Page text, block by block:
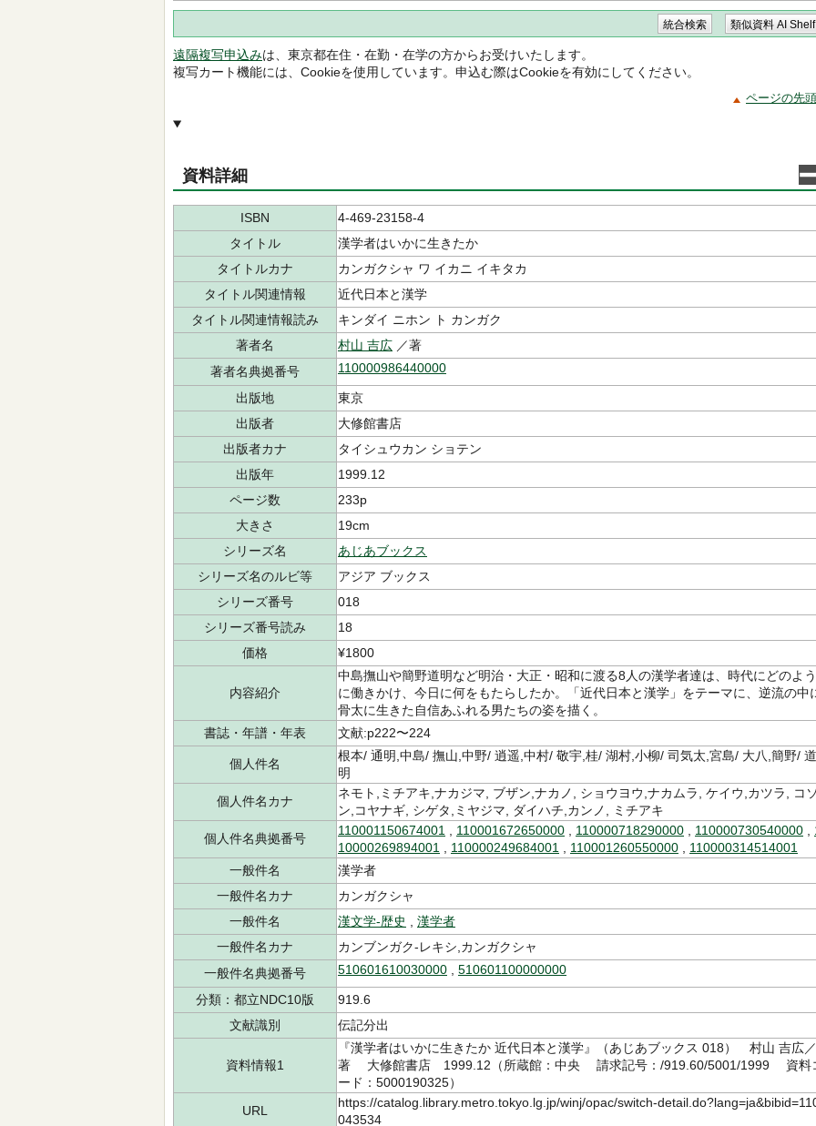
遠隔複写申込みは、東京都在住・在勤・在学の方からお受けいたします。
複写カート機能には、Cookieを使用しています。申込む際はCookieを有効にしてください。
ページの先
資料詳細
ISBN
4-469-23158-4
タイトル
漢学者はいかに生きたか
タイトルカナ
カンガクシャ ワ イカニ イキタカ
タイトル関連情報
近代日本と漢学
タイトル関連情報読み
キンダイ ニホン ト カンガク
著者名
村山 吉広 ／著
著者名典拠番号
110000986440000
出版地
東京
出版者
大修館書店
出版者カナ
タイシュウカン ショテン
出版年
1999.12
ページ数
233p
大きさ
19cm
シリーズ名
あじあブックス
シリーズ名のルビ等
アジア ブックス
シリーズ番号
018
シリーズ番号読み
18
価格
¥1800
内容紹介
中島撫山や簡野道明など明治・大正・昭和に渡る8人の漢学者達は、時代にどのよう
に働きかけ、今日に何をもたらしたか。「近代日本と漢学」をテーマに、逆流の中
骨太に生きた自信あふれる男たちの姿を描く。
書誌・年譜・年表
文献:p222〜224
個人件名
根本/ 通明,中島/ 撫山,中野/ 逍遥,中村/ 敬宇,桂/ 湖村,小柳/ 司気太,宮島/ 大八,簡野/ 道
明
個人件名カナ
ネモト,ミチアキ,ナカジマ, ブザン,ナカノ, ショウヨウ,ナカムラ, ケイウ,カツラ, コ
ン,コヤナギ, シゲタ,ミヤジマ, ダイハチ,カンノ, ミチアキ
個人件名典拠番号
110001150674001 110001672650000 110000718290000 110000730540000
10000269894001
110000249684001 110001260550000
110000314514001
一般件名
漢学者
一般件名カナ
カンガクシャ
一般件名
漢文学-歴史
漢学者
一般件名カナ
カンブンガク-レキシ,カンガクシャ
一般件名典拠番号
510601610030000 510601100000000
分類：都立NDC10版
919.6
文献識別
伝記分出
資料情報1
『漢学者はいかに生きたか 近代日本と漢学』（あじあブックス 018） 村山 吉広／
著 大修館書店 1999.12（所蔵館：中央 請求記号：/919.60/5001/1999 資料
ード：5000190325）
URL
https://catalog.library.metro.tokyo.lg.jp/winj/opac/switch-
043534